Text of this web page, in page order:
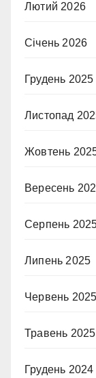
Лютий 2026
Січень 2026
Грудень 2025
Листопад
Жовтень
Вересень
Серпень
Липень 2025
Червень 2025
Травень 2025
Грудень 2024